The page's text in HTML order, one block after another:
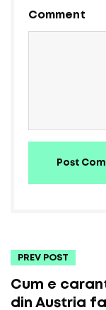
Comment
Post
PREV POST
Cum e
din Austria